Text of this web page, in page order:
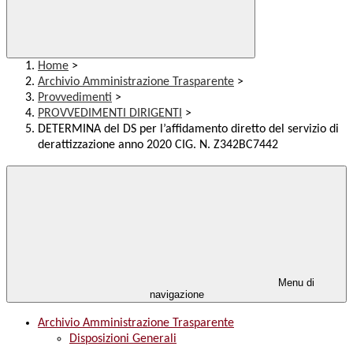
Home >
Archivio Amministrazione Trasparente >
Provvedimenti >
PROVVEDIMENTI DIRIGENTI >
DETERMINA del DS per l’affidamento diretto del servizio di
derattizzazione anno 2020 CIG. N. Z342BC7442
Menu di
navigazione
Archivio Amministrazione Trasparente
Disposizioni Generali